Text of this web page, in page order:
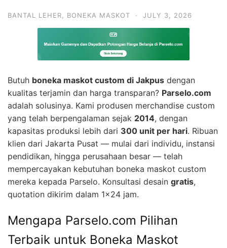
BANTAL LEHER BONEKA MASKOT · JULY 3, 2026
Butuh boneka maskot custom di Jakpus dengan
kualitas terjamin dan harga transparan? Parselo.com
adalah solusinya. Kami produsen merchandise custom
yang telah berpengalaman sejak 2014, dengan
kapasitas produksi lebih dari 300 unit per hari. Ribuan
klien dari Jakarta Pusat — mulai dari individu, instansi
pendidikan, hingga perusahaan besar — telah
mempercayakan kebutuhan boneka maskot custom
mereka kepada Parselo. Konsultasi desain gratis,
quotation dikirim dalam 1×24 jam.
Mengapa Parselo.com Pilihan
Terbaik untuk Boneka Maskot